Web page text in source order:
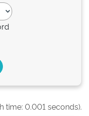
time: 0.001 seconds).